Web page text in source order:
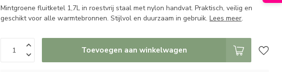
Mintgroene fluitketel 1,7L in roestvrij staal met nylon handvat. Praktisch, veilig en
geschikt voor alle warmtebronnen. Stijlvol en duurzaam in gebruik.Lees meer.
Toevoegen aan winkelwagen